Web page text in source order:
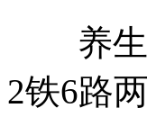
养生
2铁6路